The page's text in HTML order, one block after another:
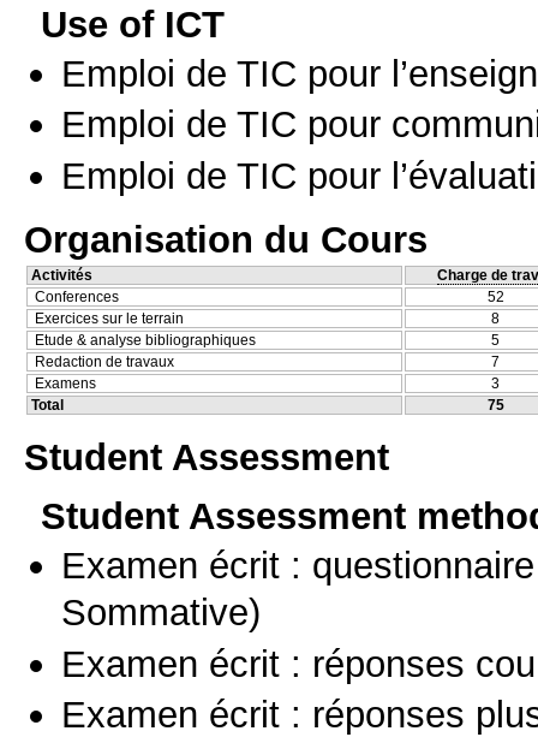
Use of ICT
Emploi de TIC pour
Emploi de TIC pour
Emploi de TIC pour
Organisation du Cours
Activités
Charge de
Conferences
52
Exercices sur le terrain
8
Etude & analyse bibliographiques
5
Redaction de travaux
7
Examens
3
Total
75
Student Assessment
Student Assessment
Examen écrit :
Sommative)
Examen écrit : réponses
Examen écrit : réponses